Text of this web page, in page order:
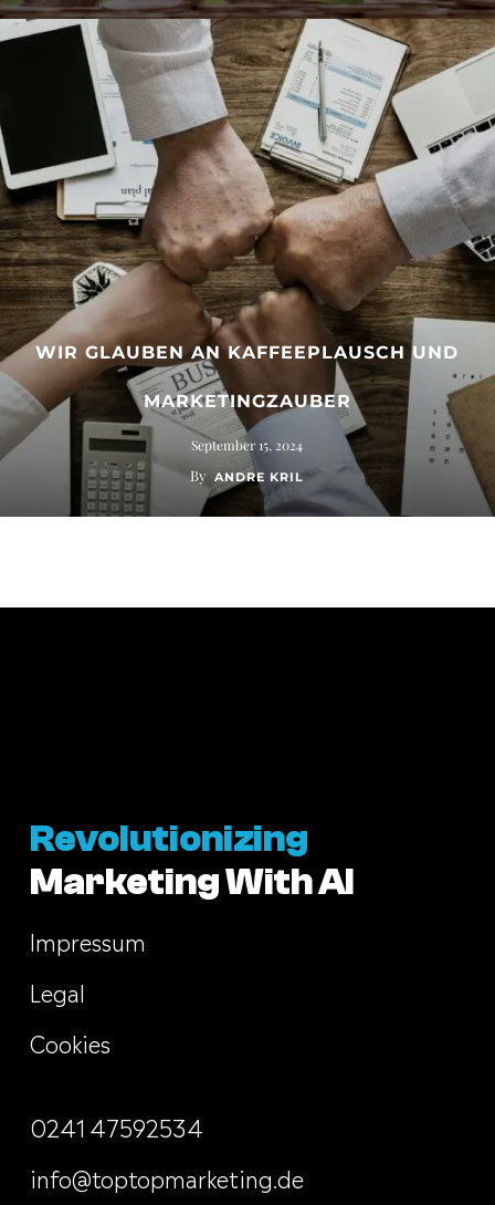
WIR GLAUBEN AN KAFFEEPLAUSCH UND
MARKETINGZAUBER
September 15, 2024
By ANDRE KRIL
Revolutionizing
Marketing With AI
Impressum
Legal
Cookies
0241 47592534
info@toptopmarketing.de